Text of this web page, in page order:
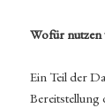
Wofür
Ein Teil der
Bereitstellung